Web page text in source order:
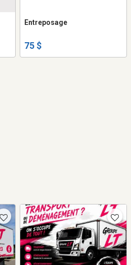
Entreposage
75 $